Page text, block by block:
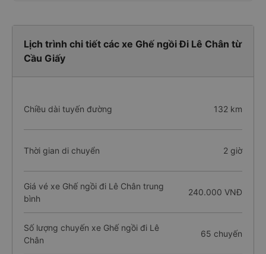
Lịch trình chi tiết các xe Ghế ngồi Đi Lê Chân từ
Cầu Giấy
Chiều dài tuyến đường 132 km
Thời gian di chuyển 2 giờ
Giá vé xe Ghế ngồi đi Lê Chân trung
bình
240.000 VNĐ
Số lượng chuyến xe Ghế ngồi đi Lê
Chân
65 chuyến